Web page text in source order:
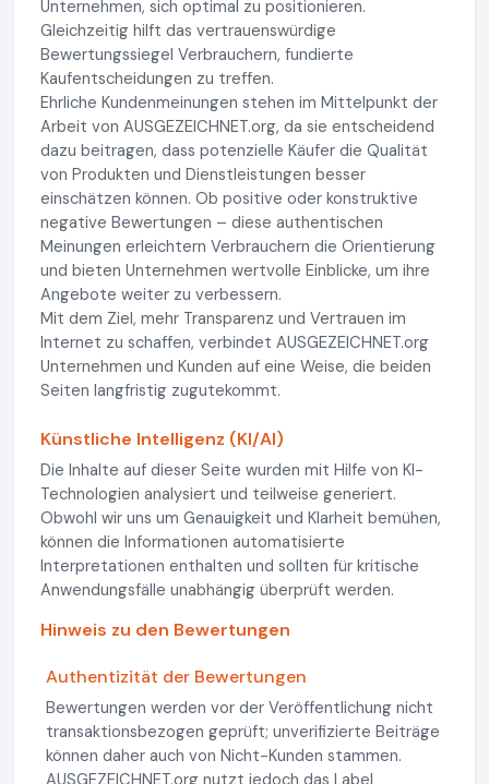
Unternehmen, sich optimal zu positionieren.
Gleichzeitig hilft das vertrauenswürdige
Bewertungssiegel Verbrauchern, fundierte
Kaufentscheidungen zu treffen.
Ehrliche Kundenmeinungen stehen im Mittelpunkt der
Arbeit von AUSGEZEICHNET.org, da sie entscheidend
dazu beitragen, dass potenzielle Käufer die Qualität
von Produkten und Dienstleistungen besser
einschätzen können. Ob positive oder konstruktive
negative Bewertungen – diese authentischen
Meinungen erleichtern Verbrauchern die Orientierung
und bieten Unternehmen wertvolle Einblicke, um ihre
Angebote weiter zu verbessern.
Mit dem Ziel, mehr Transparenz und Vertrauen im
Internet zu schaffen, verbindet AUSGEZEICHNET.org
Unternehmen und Kunden auf eine Weise, die beiden
Seiten langfristig zugutekommt.
Künstliche Intelligenz (KI/AI)
Die Inhalte auf dieser Seite wurden mit Hilfe von KI-
Technologien analysiert und teilweise generiert.
Obwohl wir uns um Genauigkeit und Klarheit bemühen,
können die Informationen automatisierte
Interpretationen enthalten und sollten für kritische
Anwendungsfälle unabhängig überprüft werden.
Hinweis zu den Bewertungen
Authentizität der Bewertungen
Bewertungen werden vor der Veröffentlichung nicht
transaktionsbezogen geprüft; unverifizierte Beiträge
können daher auch von Nicht-Kunden stammen.
AUSGEZEICHNET.org nutzt jedoch das Label